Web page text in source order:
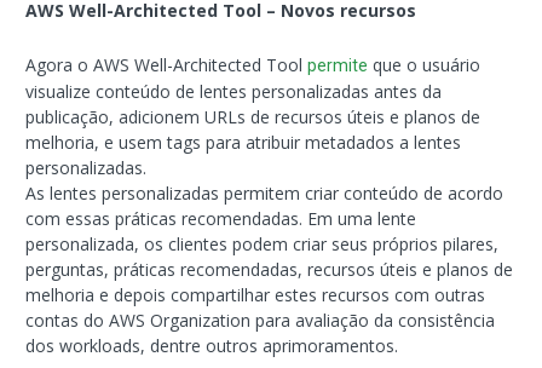
AWS Well-Architected Tool – Novos recursos
Agora o AWS Well-Architected Toolpermite que o usuário
visualize conteúdo de lentes personalizadas antes da
publicação, adicionem URLs de recursos úteis e planos de
melhoria, e usem tags para atribuir metadados a lentes
personalizadas.
As lentes personalizadas permitem criar conteúdo de acordo
com essas práticas recomendadas. Em uma lente
personalizada, os clientes podem criar seus próprios pilares,
perguntas, práticas recomendadas, recursos úteis e planos de
melhoria e depois compartilhar estes recursos com outras
contas do AWS Organization para avaliação da consistência
dos workloads, dentre outros aprimoramentos.